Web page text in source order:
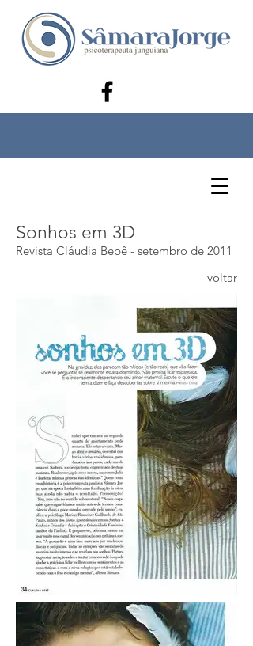
Sonhos em 3D
Revista Cláudia Bebê - setembro de 2011
voltar